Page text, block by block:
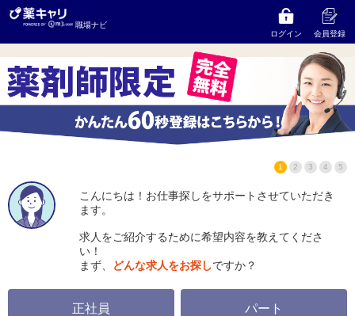
職場ナビ
ログイン
会員登録
きよた調剤薬局（有限会社メディカルライフ）の求人
をお探しならコンサルタントにご相談ください
1 2 3 4 5
こんにちは！お仕事探しをサポートさせていただき
ます。
求人をご紹介するために希望内容を教えてくださ
い！
まず、
どんな求人をお探しですか？
正社員 パート